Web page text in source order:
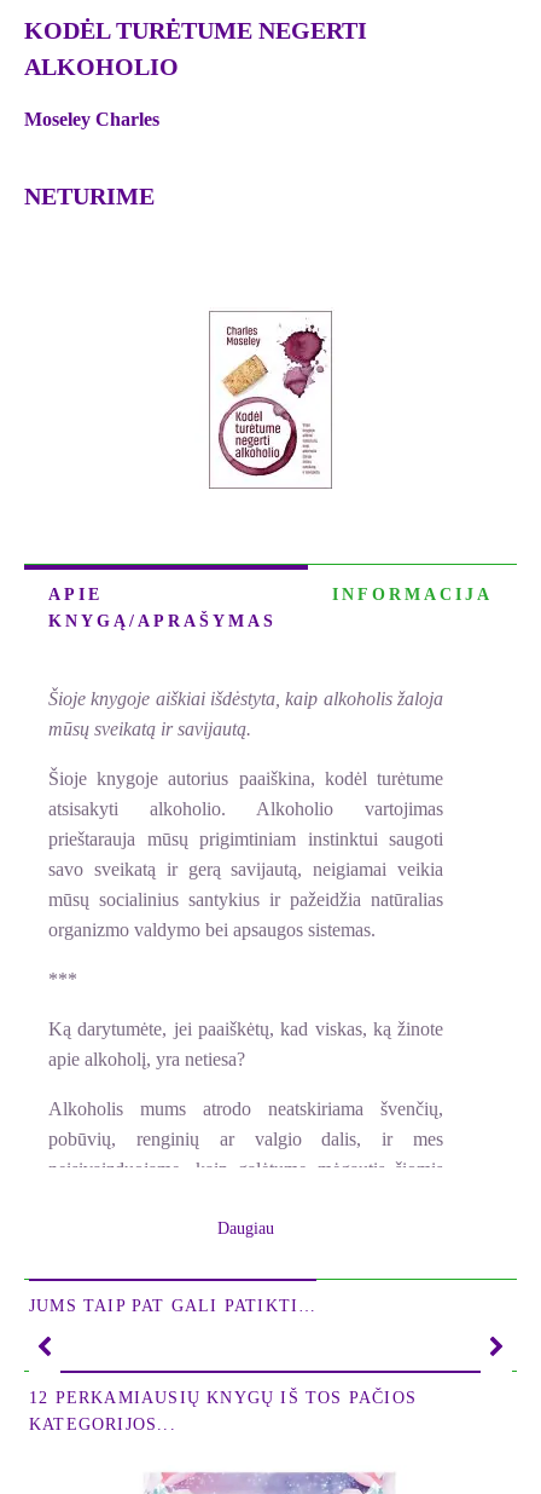
KODĖL TURĖTUME NEGERTI
ALKOHOLIO
Moseley Charles
NETURIME
APIE
KNYGĄ/APRAŠYMAS
INFORMACIJA
Šioje knygoje aiškiai išdėstyta, kaip alkoholisžaloja
mūsų sveikatą ir savijautą.
Šioje knygoje autorius paaiškina, kodėl turėtume
atsisakyti alkoholio. Alkoholio vartojimas
prieštarauja mūsų prigimtiniam instinktui saugoti
savo sveikatą ir gerą savijautą, neigiamai veikia
mūsų socialinius santykius ir pažeidžia natūralias
organizmo valdymo bei apsaugos sistemas.
***
Ką darytumėte, jei paaiškėtų, kad viskas, ką žinote
apie alkoholį, yra netiesa?
Alkoholis mums atrodo neatskiriama švenčių,
pobūvių, renginių ar valgio dalis, ir mes
neįsivaizduojame, kaip galėtume mėgautis šiomis
pradėjome gerti, mums buvo pasakyta, kad
Mes pripažįstame, kad alkoholis gali būti žalingas,
bet tikime, kad saikingas gėrimas duoda naudos.
Esame įsitikinę, kad alkoholis padeda atsipalaiduoti,
Daugiau
JUMS TAIP PAT GALI PATIKTI…
12 PERKAMIAUSIŲ KNYGŲ IŠ TOS PAČIOS
KATEGORIJOS...